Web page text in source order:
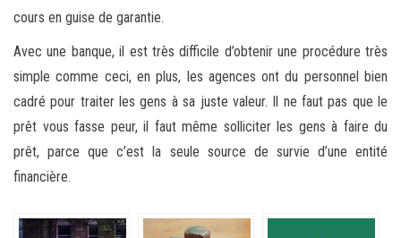
cours en guise de garantie.
Avec une banque, il est très difficile d’obtenir une procédure très
simple comme ceci, en plus, les agences ont du personnel bien
cadré pour traiter les gens à sa juste valeur. Il ne faut pas que le
prêt vous fasse peur, il faut même solliciter les gens à faire du
prêt, parce que c’est la seule source de survie d’une entité
financière.